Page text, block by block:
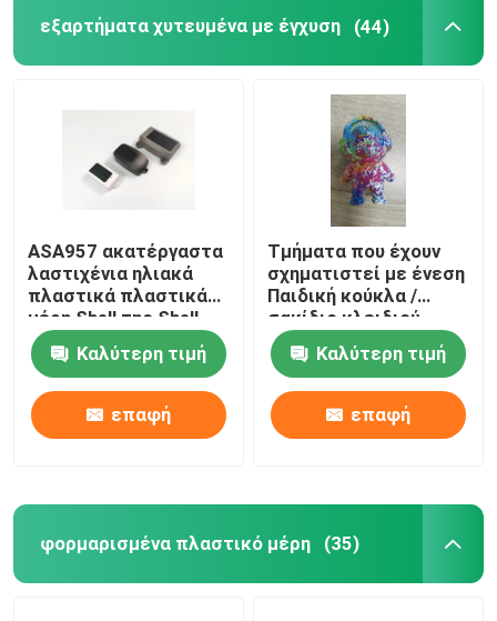
εξαρτήματα χυτευμένα με έγχυση (44)
ASA957 ακατέργαστα
λαστιχένια ηλιακά
πλαστικά πλαστικά
μέρη Shell της Shell
Καλύτερη τιμή
επαφή
Τμήματα που έχουν
σχηματιστεί με ένεση
Παιδική κούκλα /
σακίδιο κλειδιού
Κρεμάστης στολίδι
Καλύτερη τιμή
επαφή
φορμαρισμένα πλαστικό μέρη (35)